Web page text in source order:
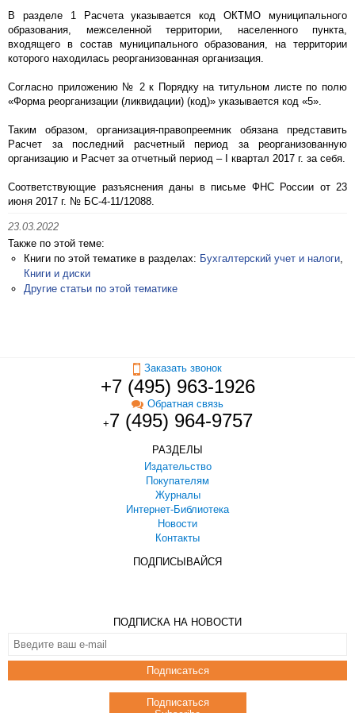
В разделе 1 Расчета указывается код ОКТМО муниципального
образования, межселенной территории, населенного пункта,
входящего в состав муниципального образования, на территории
которого находилась реорганизованная организация.
Согласно приложению № 2 к Порядку на титульном листе по полю
«Форма реорганизации (ликвидации) (код)» указывается код «5».
Таким образом, организация-правопреемник обязана представить
Расчет за последний расчетный период за реорганизованную
организацию и Расчет за отчетный период – I квартал 2017 г. за себя.
Соответствующие разъяснения даны в письме ФНС России от 23
июня 2017 г. № БС-4-11/12088.
23.03.2022
Также по этой теме:
Книги по этой тематике в разделах: Бухгалтерский учет и налоги
Книги и диски
Другие статьи по этой тематике
Заказать звонок
+7 (495) 963-1926
Обратная связь
+7 (495) 964-9757
РАЗДЕЛЫ
Издательство
Покупателям
Журналы
Интернет-Библиотека
Новости
Контакты
ПОДПИСЫВАЙСЯ
ПОДПИСКА НА НОВОСТИ
Подписаться
Подписаться